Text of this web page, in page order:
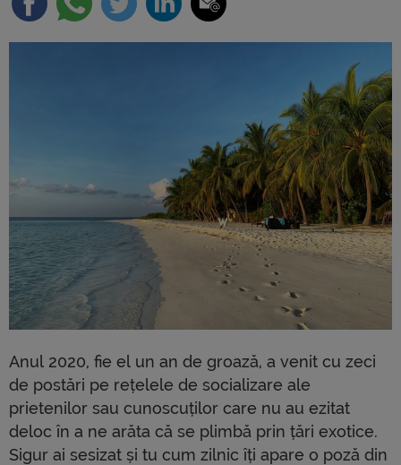
Anul 2020, fie el un an de groază, a venit cu zeci
de postări pe rețelele de socializare ale
prietenilor sau cunoscuților care nu au ezitat
deloc în a ne arăta că se plimbă prin țări exotice.
Sigur ai sesizat și tu cum zilnic îți apare o poză din